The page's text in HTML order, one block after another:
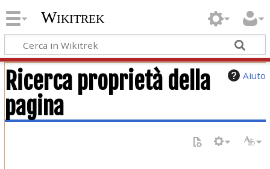
Wikitrek
Aiuto
Ricerca proprietà della
pagina